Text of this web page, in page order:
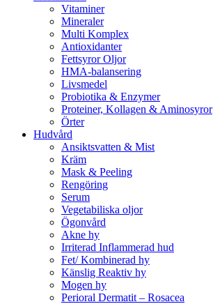
Vitaminer
Mineraler
Multi Komplex
Antioxidanter
Fettsyror Oljor
HMA-balansering
Livsmedel
Probiotika & Enzymer
Proteiner, Kollagen & Aminosyror
Örter
Hudvård
Ansiktsvatten & Mist
Kräm
Mask & Peeling
Rengöring
Serum
Vegetabiliska oljor
Ögonvård
Akne hy
Irriterad Inflammerad hud
Fet/ Kombinerad hy
Känslig Reaktiv hy
Mogen hy
Perioral Dermatit – Rosacea